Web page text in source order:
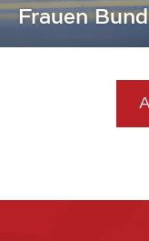
Frauen